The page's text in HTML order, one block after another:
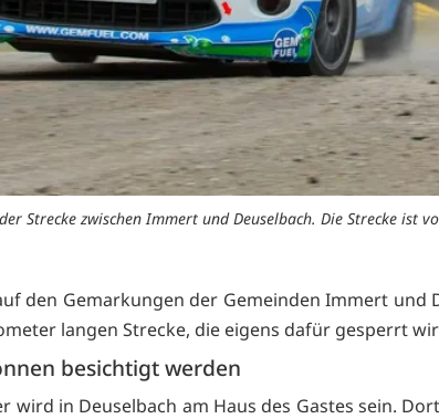
Strecke zwischen Immert und Deuselbach. Die Strecke
den Gemarkungen der Gemeinden Immert und
langen Strecke, die eigens dafür gesperrt
besichtigt werden
wird in Deuselbach am Haus des Gastes sein.